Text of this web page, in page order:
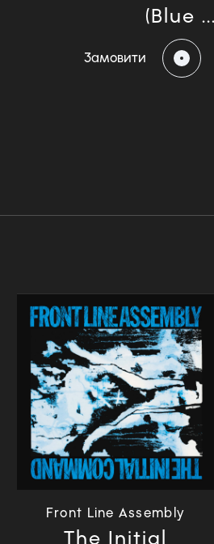
(Blue ...
Замовити
Front Line Assembly
The Initial